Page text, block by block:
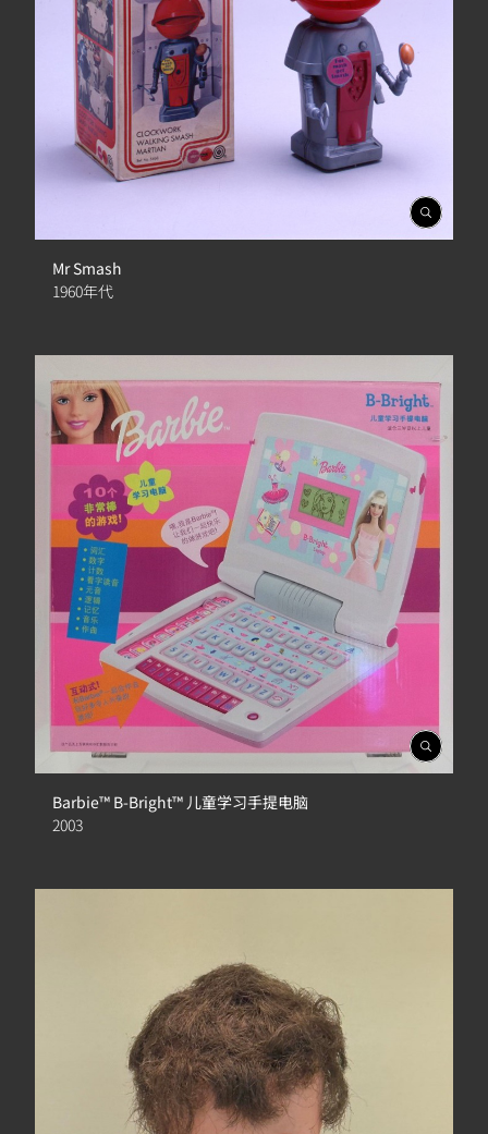
開
啟
Mr Smash
1960年代
開
啟
Barbie™ B-Bright™ 儿童学习手提电脑
2003